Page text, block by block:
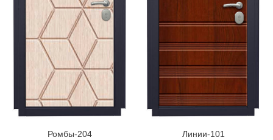
Ромбы-204 Линии-101